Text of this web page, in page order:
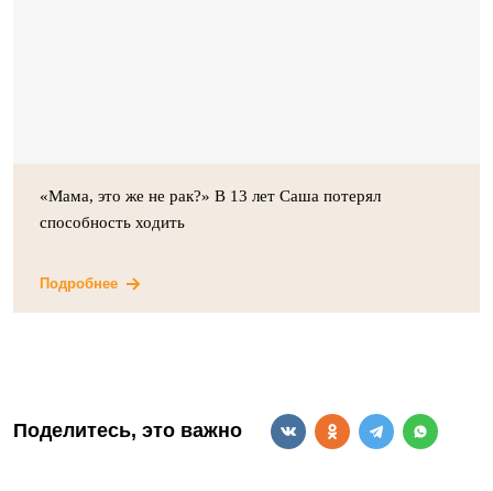
«Мама, это же не рак?» В 13 лет Саша потерял
способность ходить
Подробнее
Поделитесь, это важно